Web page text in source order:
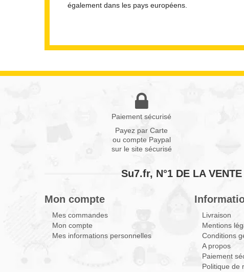
également dans les pays européens.
Paiement sécurisé
Payez par Carte
ou compte Paypal
sur le site sécurisé
Su7.fr, N°1 DE LA
Mon compte
Mes commandes
Mon compte
Mes informations personnelles
Livraison
Mentions
Conditions
A propos
Paiement
Politique de